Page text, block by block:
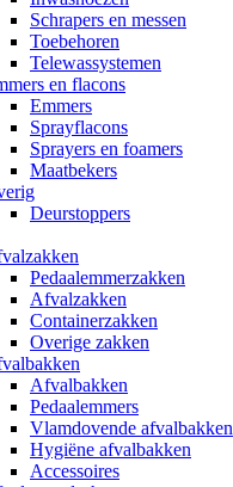
Schrapers en messen
Toebehoren
Telewassystemen
en flacons
Emmers
Sprayflacons
Sprayers en foamers
Maatbekers
Deurstoppers
Pedaalemmerzakken
Afvalzakken
Containerzakken
Overige zakken
Afvalbakken
Pedaalemmers
Vlamdovende afvalbakken
Hygiëne afvalbakken
Accessoires